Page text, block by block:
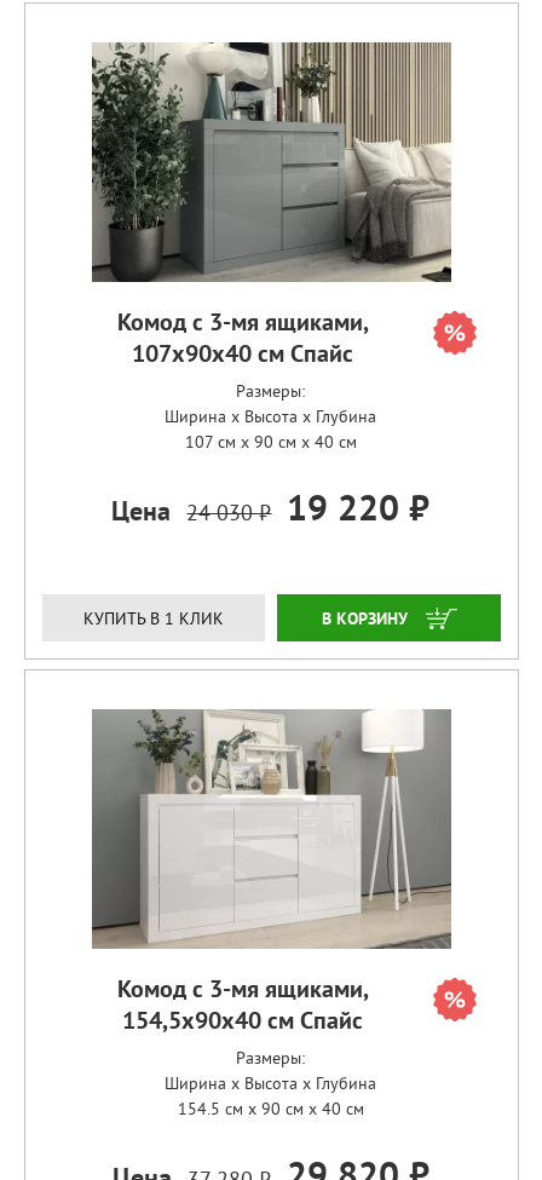
Комод с 3-мя ящиками,
107х90х40 см Спайс
Размеры:
Ширина x Высота x Глубина
107 см x 90 см x 40 см
Цена 24 030 ₽ 19 220 ₽
КУПИТЬ В 1 КЛИК ЗАКАЗАТЬ
Комод с 3-мя ящиками,
154,5х90х40 см Спайс
Размеры:
Ширина x Высота x Глубина
154.5 см x 90 см x 40 см